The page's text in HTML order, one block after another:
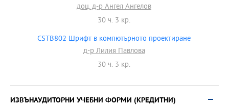
доц. д-р Ангел Ангелов
30 ч. 3 кр.
CSTB802 Шрифт в компютърното проектиране
д-р Лилия Павлова
30 ч. 3 кр.
ИЗВЪНАУДИТОРНИ УЧЕБНИ ФОРМИ (КРЕДИТНИ)